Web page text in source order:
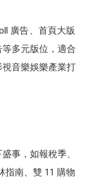
廣告、首頁大版
多元版位，適合
音樂娛樂產業打
事，如報稅季、
指南、雙 11 購物